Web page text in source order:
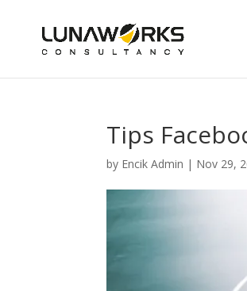
Tips
by Encik Admin | Nov 29,